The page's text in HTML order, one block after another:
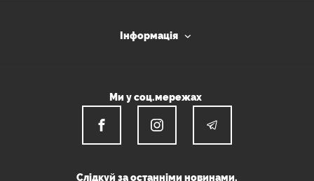
Інформація
Ми у соц.мережах
Слідкуй за останніми новинами.